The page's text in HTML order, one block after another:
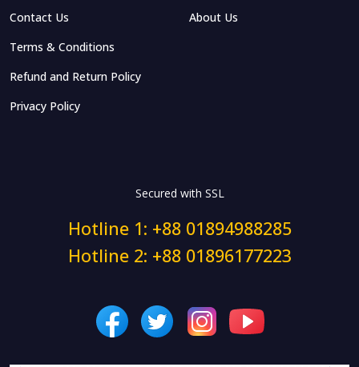
Contact Us
About Us
Terms & Conditions
Refund and Return Policy
Privacy Policy
Secured with SSL
Hotline 1: +88 01894988285
Hotline 2: +88 01896177223